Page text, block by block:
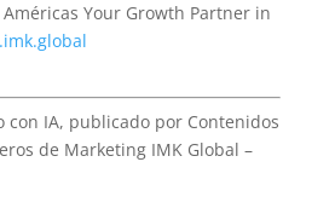
Your Growth Partner in
con IA, publicado por Contenidos
de Marketing IMK Global –